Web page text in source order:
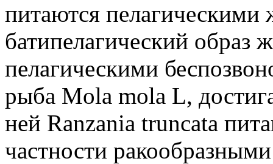
питаются
батипелагический образ
пелагическими
рыба Mola mola L,
ней Ranzania truncata
частности